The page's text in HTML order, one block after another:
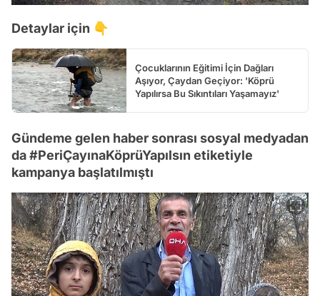
Detaylar için 👇
Çocuklarının Eğitimi İçin Dağları
Aşıyor, Çaydan Geçiyor: 'Köprü
Yapılırsa Bu Sıkıntıları Yaşamayız'
Gündeme gelen haber sonrası sosyal medyadan
da #PeriÇayınaKöprüYapılsın etiketiyle
kampanya başlatılmıştı